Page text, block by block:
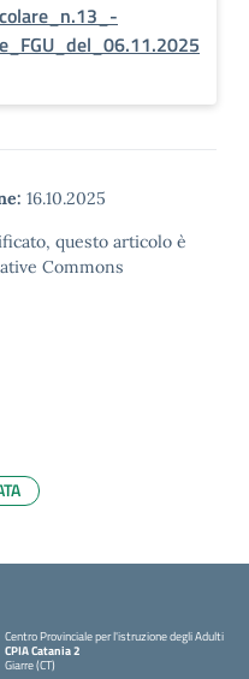
16.10.2025
questo articolo è
Commons
Centro Provinciale per l'istruzione degli Adulti
CPIA Catania 2
Giarre (CT)